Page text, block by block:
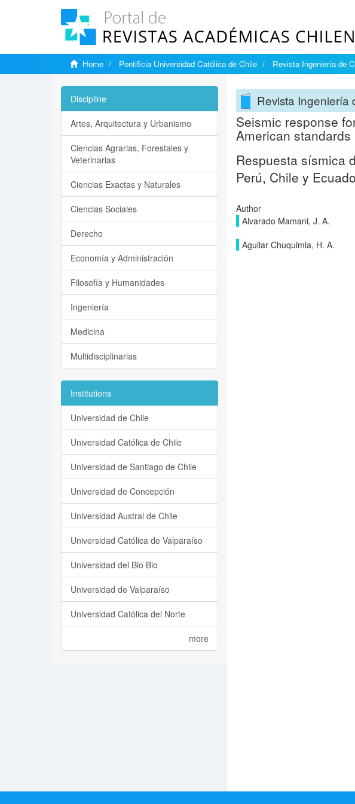
Home Pontificia Universidad Católica de Chile Revista Ingeniería de
Revista Ingeniería
Seismic response
American
Respuesta sísmica
Perú, Chile y
Author
Alvarado Mamani, J. A.
Aguilar Chuquimia, H. A.
Discipline
Artes, Arquitectura y Urbanismo
Ciencias Agrarias, Forestales y
Veterinarias
Ciencias Exactas y Naturales
Ciencias Sociales
Derecho
Economía y Administración
Filosofía y Humanidades
Ingeniería
Medicina
Multidisciplinarias
Institutions
Universidad de Chile
Universidad Católica de Chile
Universidad de Santiago de Chile
Universidad de Concepción
Universidad Austral de Chile
Universidad Católica de Valparaíso
Universidad del Bio Bio
Universidad de Valparaíso
Universidad Católica del Norte
more